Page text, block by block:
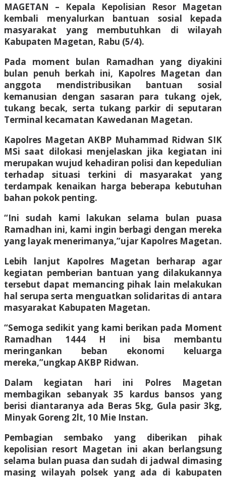
MAGETAN – Kepala Kepolisian Resor Magetan
kembali menyalurkan bantuan sosial kepada
masyarakat yang membutuhkan di wilayah
Kabupaten Magetan, Rabu (5/4).
Pada moment bulan Ramadhan yang diyakini
bulan penuh berkah ini, Kapolres Magetan dan
anggota mendistribusikan bantuan sosial
kemanusian dengan sasaran para tukang ojek,
tukang becak, serta tukang parkir di seputaran
Terminal kecamatan Kawedanan Magetan.
Kapolres Magetan AKBP Muhammad Ridwan SIK
MSi saat dilokasi menjelaskan jika kegiatan ini
merupakan wujud kehadiran polisi dan kepedulian
terhadap situasi terkini di masyarakat yang
terdampak kenaikan harga beberapa kebutuhan
bahan pokok penting.
“Ini sudah kami lakukan selama bulan puasa
Ramadhan ini, kami ingin berbagi dengan mereka
yang layak menerimanya,”ujar Kapolres Magetan.
Lebih lanjut Kapolres Magetan berharap agar
kegiatan pemberian bantuan yang dilakukannya
tersebut dapat memancing pihak lain melakukan
hal serupa serta menguatkan solidaritas di antara
masyarakat Kabupaten Magetan.
“Semoga sedikit yang kami berikan pada Moment
Ramadhan 1444 H ini bisa membantu
meringankan beban ekonomi keluarga
mereka,”ungkap AKBP Ridwan.
Dalam kegiatan hari ini Polres Magetan
membagikan sebanyak 35 kardus bansos yang
berisi diantaranya ada Beras 5kg, Gula pasir 3kg,
Minyak Goreng 2lt, 10 Mie Instan.
Pembagian sembako yang diberikan pihak
kepolisian resort Magetan ini akan berlangsung
selama bulan puasa dan sudah di jadwal dimasing
masing wilayah polsek yang ada di kabupaten